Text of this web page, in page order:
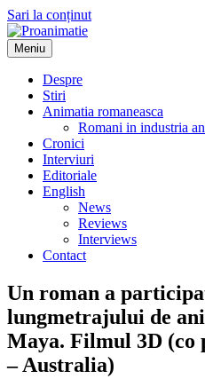
Sari la conținut
Proanimatie
Stiri despre filme de animatie
Meniu
Despre
Stiri
Animatia romaneasca
Romani in industria
Cronici
Interviuri
Editoriale
English
News
Reviews
Interviews
Contact
Un roman a
lungmetrajului de
Maya. Filmul 3D (co
– Australia)